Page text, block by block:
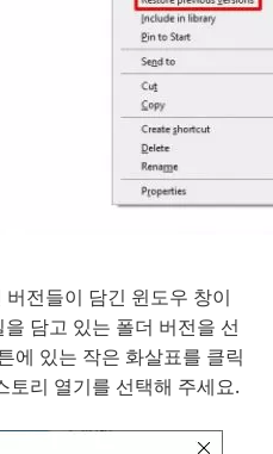
전들이 담긴 윈도우 창이
담고 있는 폴더 버전을 선
에 있는 작은 화살표를 클릭
토리 열기를 선택해 주세요.